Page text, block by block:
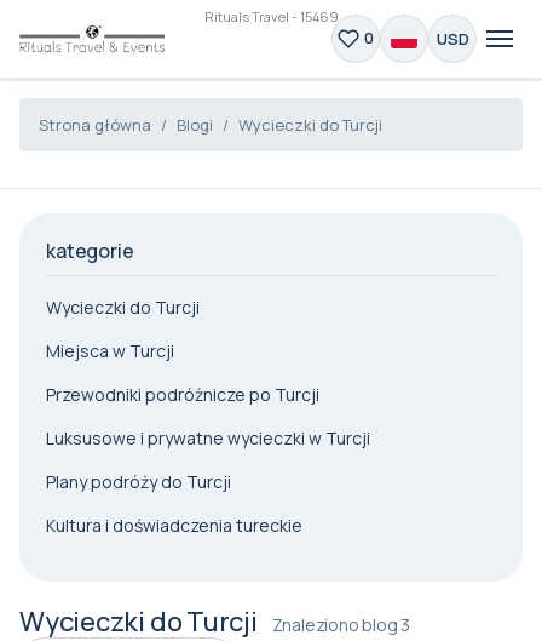
Rituals Travel - 15469
0 USD
Strona główna Blogi Wycieczki do Turcji
kategorie
Wycieczki do Turcji
Miejsca w Turcji
Przewodniki podróżnicze po Turcji
Luksusowe i prywatne wycieczki w Turcji
Plany podróży do Turcji
Kultura i doświadczenia tureckie
Wycieczki do Turcji Znaleziono blog 3